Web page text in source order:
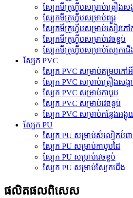
ស្បែកមីក្រូហ្វីបសម្រាប់គ្រឿងសង្
ស្បែកមីក្រូហ្វីបសម្រាប់ព្យួរ
ស្បែកមីក្រូហ្វីបសម្រាប់សៀវភៅ
ស្បែកមីក្រូហ្វីបសម្រាប់វេចខ្ចប់
ស្បែកមីក្រូហ្វីបសម្រាប់ស្បែកជើ
ស្បែក PVC
ស្បែក PVC សម្រាប់គម្របកៅអី
ស្បែក PVC សម្រាប់គ្រឿងសង្ហ
ស្បែក PVC សម្រាប់កាបូប
ស្បែក PVC សម្រាប់វេចខ្ចប់
ស្បែក PVC សម្រាប់កន្លែងអង្
ស្បែក PU
ស្បែក PU សម្រាប់សំលៀកបំព
ស្បែក PU សម្រាប់កាបូបដៃ
ស្បែក PU សម្រាប់វេចខ្ចប់
ស្បែក PU សម្រាប់ស្បែកជើង
ផលិតផលពិសេស